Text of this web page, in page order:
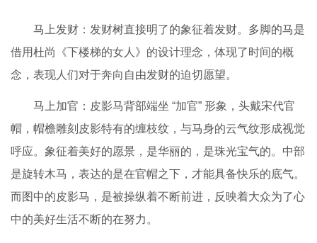
马上发财： 发财树直接明了的象征着发财。多脚的马是
借用杜尚《下楼梯的女人》的设计理念，体现了时间的概
念，表现人们对于奔向自由发财的迫切愿望。
马上加官： 皮影马背部端坐 “加官” 形象，头戴宋代官
帽，帽檐雕刻皮影特有的缠枝纹，与马身的云气纹形成视觉
呼应。象征着美好的愿景，是华丽的，是珠光宝气的。中部
是旋转木马，表达的是在官帽之下，才能具备快乐的底气。
而图中的皮影马，是被操纵着不断前进，反映着大众为了心
中的美好生活不断的在努力。